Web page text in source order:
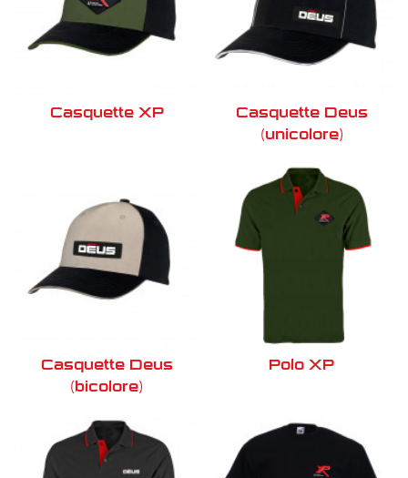
Casquette XP
Casquette Deus
(unicolore)
Casquette Deus
(bicolore)
Polo XP